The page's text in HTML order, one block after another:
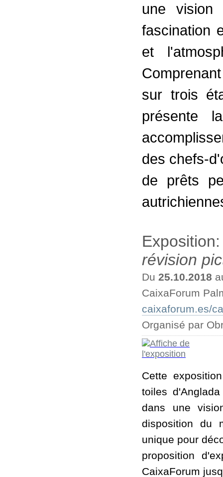
une vision
fascination
et
sur trois
présente
des chefs-
de prêts
révision
Du 25.10.2018
CaixaForum
caixaforum.es/
Organisé par
Cette
toiles
dans une
disposition du
unique pour
proposition
CaixaForum